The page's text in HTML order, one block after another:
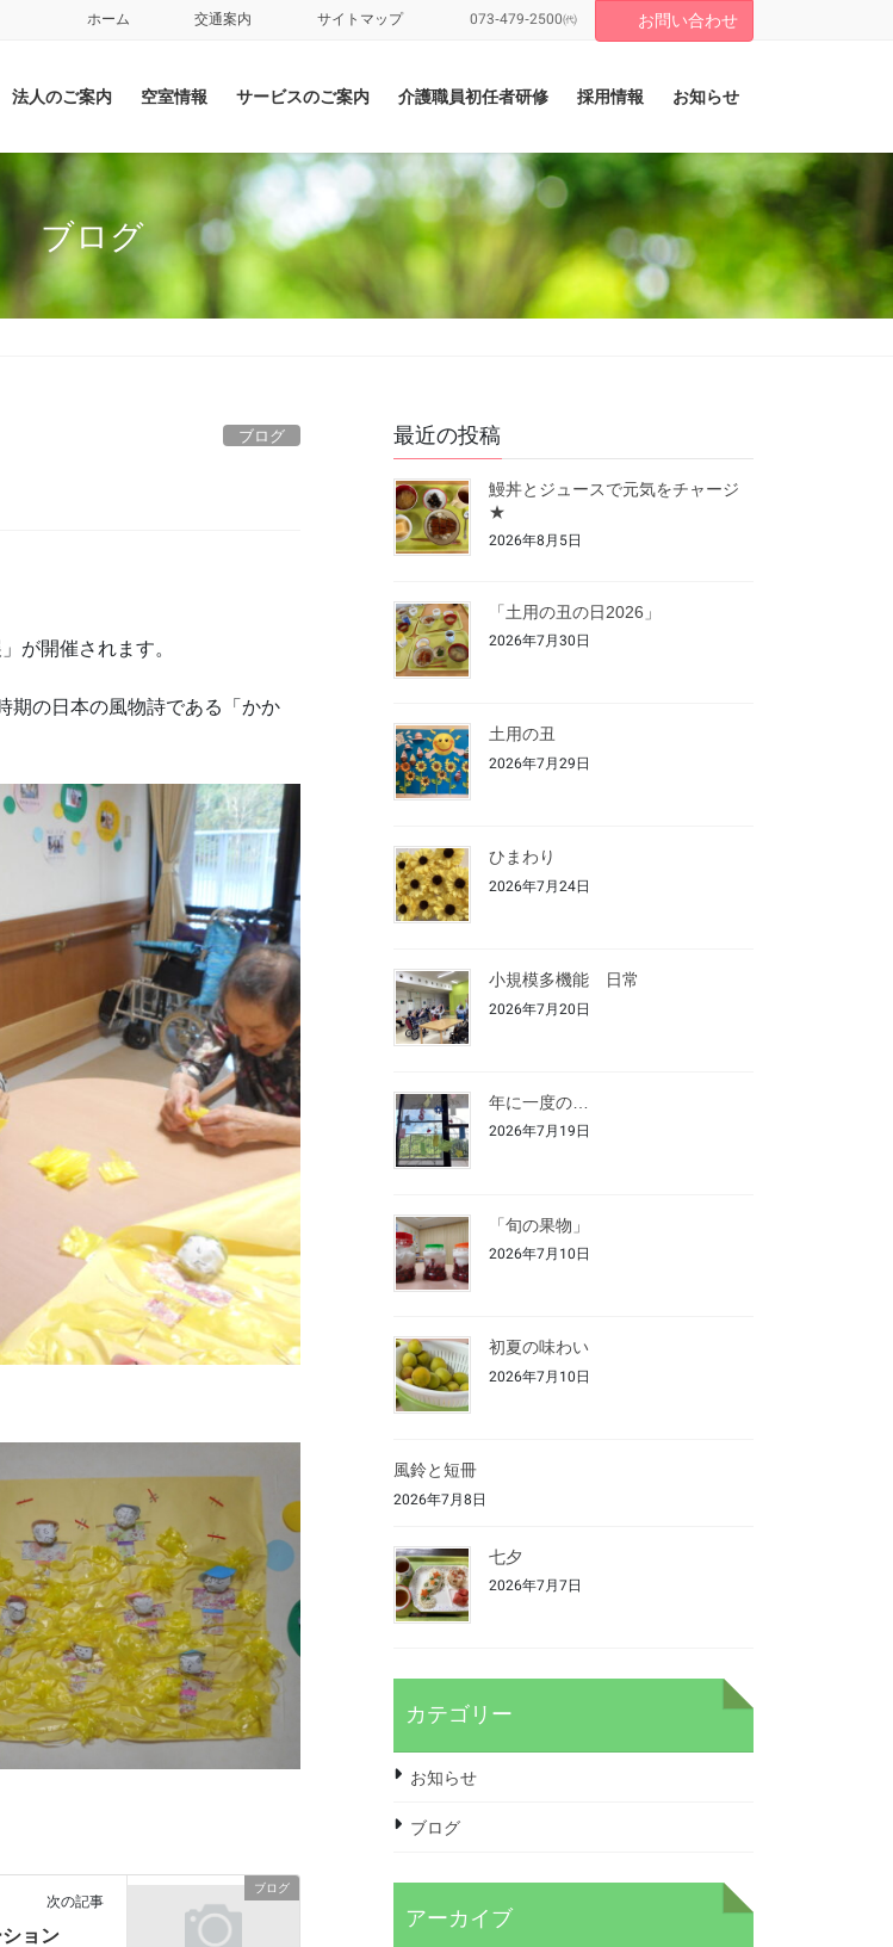
ホーム 交通案内 サイトマップ 073-479-2500㈹ お問い合わせ
法人のご案内 空室情報 サービスのご案内 介護職員初任者研修 採用情報 お知らせ
ブログ
ブログ
が開催されます。
期の日本の風物詩である「かか
ブログ
次の記事
ョン
最近の投稿
鰻丼とジュースで元気をチャージ
★
2026年8月5日
「土用の丑の日2026」
2026年7月30日
土用の丑
2026年7月29日
ひまわり
2026年7月24日
小規模多機能 日常
2026年7月20日
年に一度の…
2026年7月19日
「旬の果物」
2026年7月10日
初夏の味わい
2026年7月10日
風鈴と短冊
2026年7月8日
七夕
2026年7月7日
カテゴリー
お知らせ
ブログ
アーカイブ